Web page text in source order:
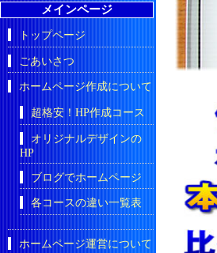
メインページ
トップページ
ごあいさつ
ホームページ作成について
超格安！HP作成コース
オリジナルデザインの
HP
ブログでホームページ
各コースの違い一覧表
ホームページ運営について